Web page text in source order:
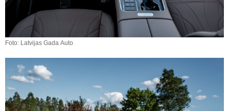
Foto: Latvijas Gada Auto